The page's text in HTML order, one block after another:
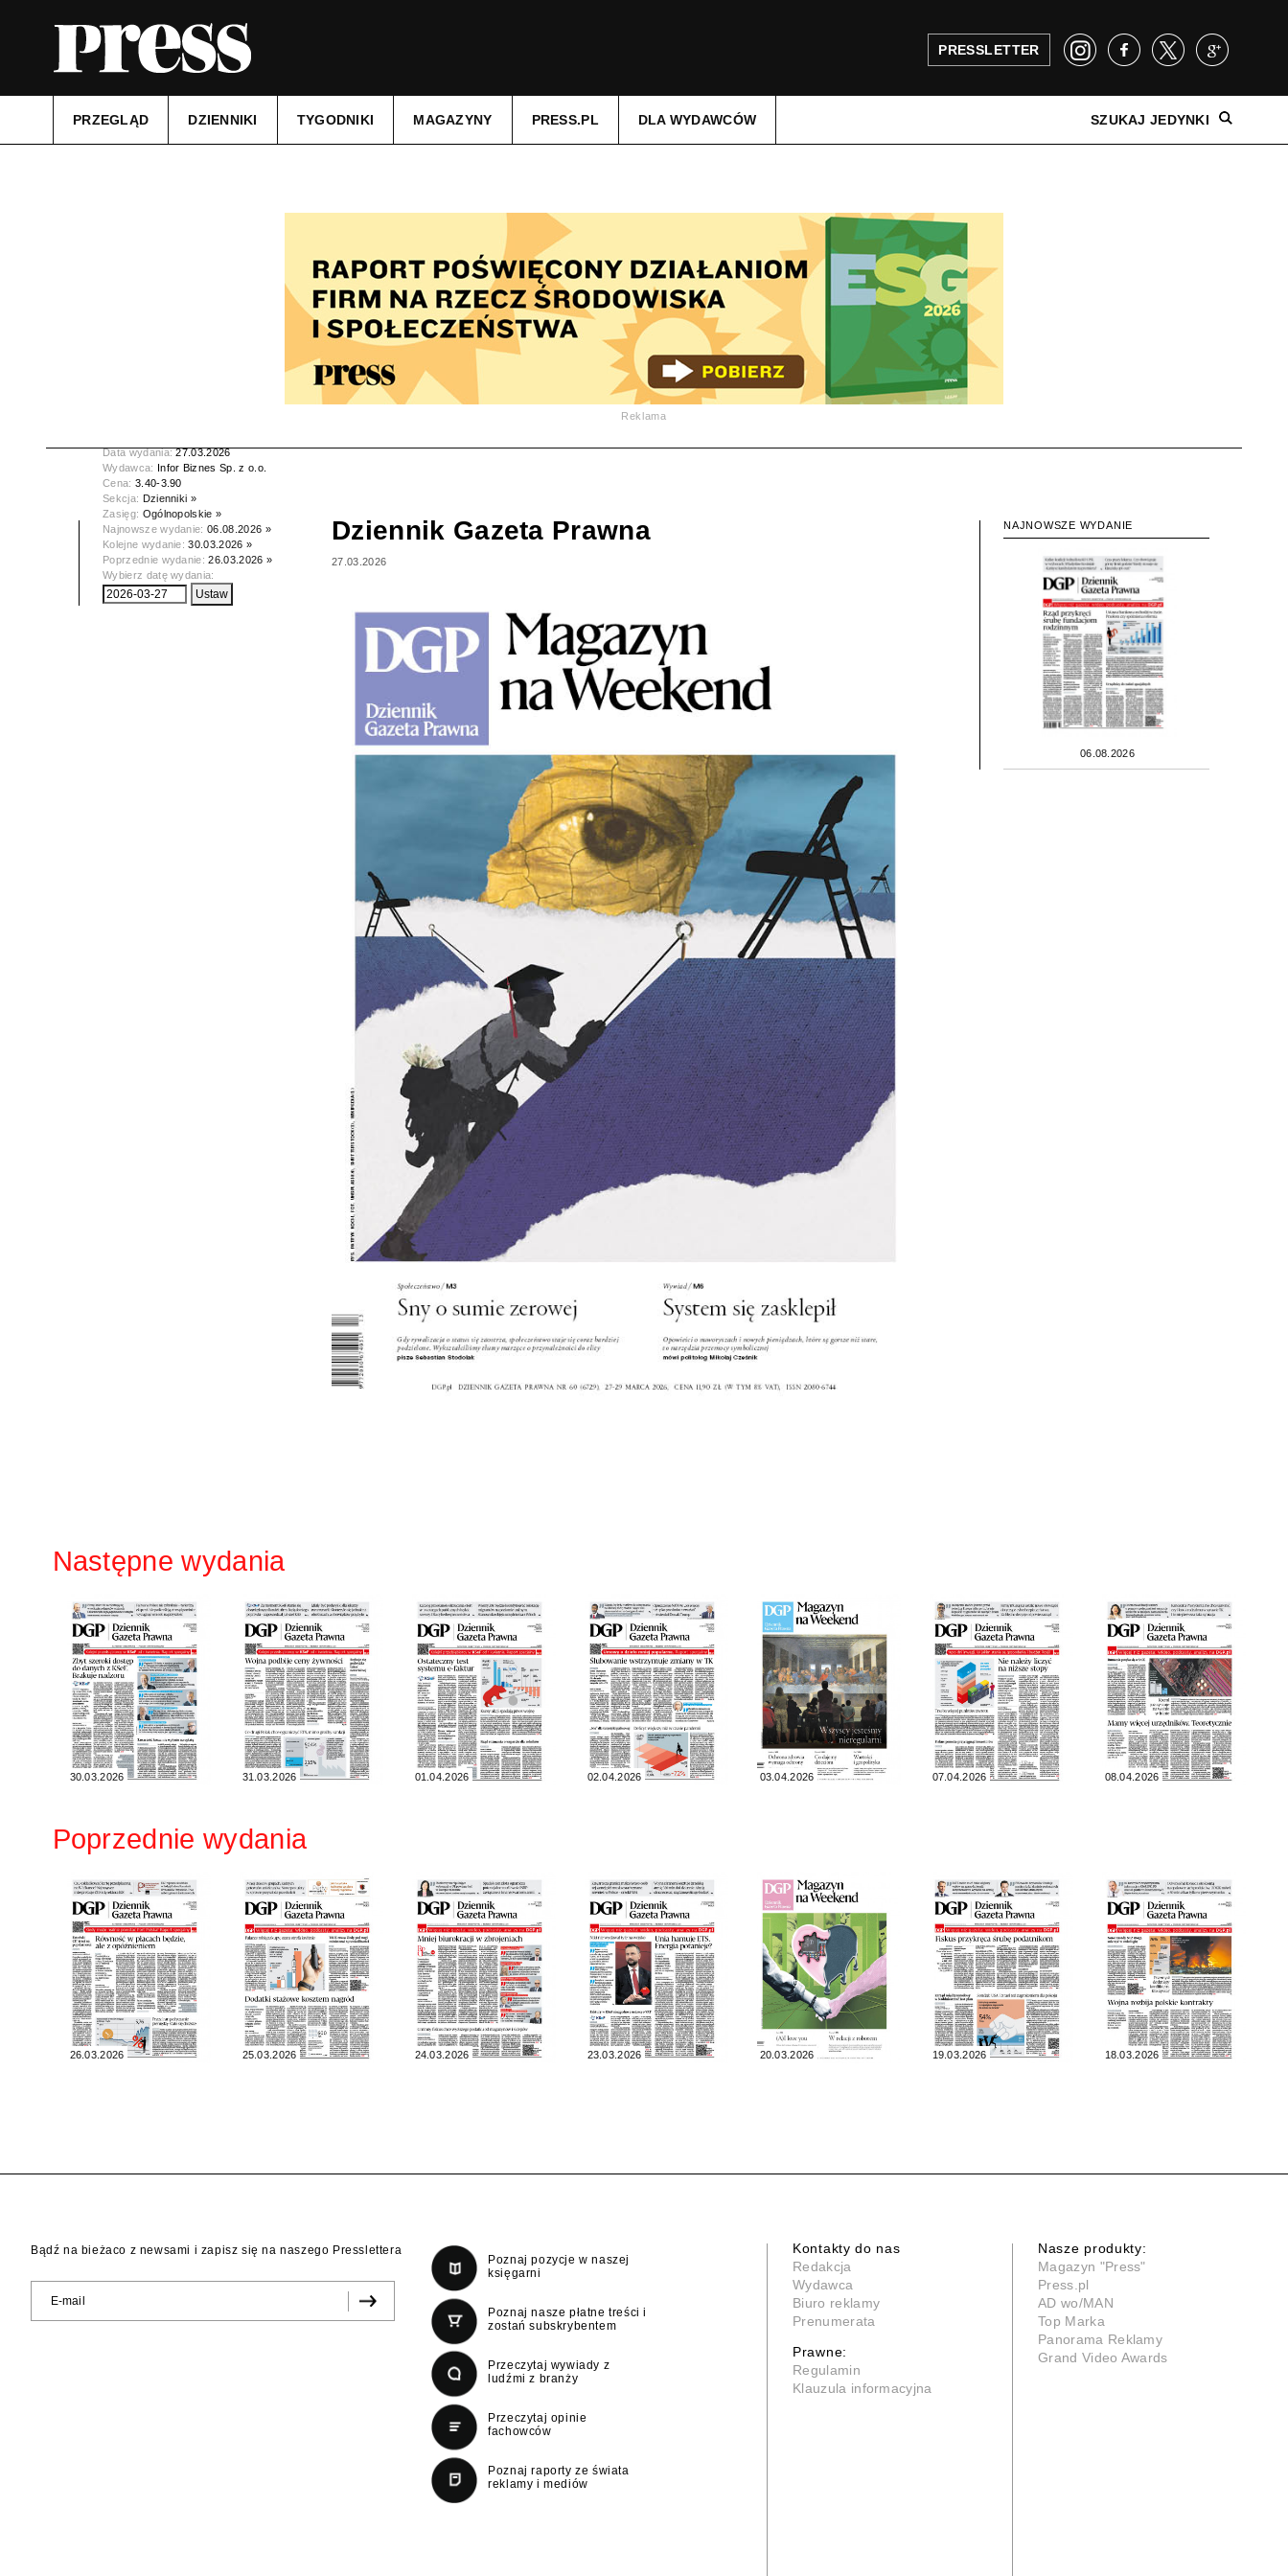
PRESSLETTER
PRZEGLĄD DZIENNIKI TYGODNIKI MAGAZYNY PRESS.PL DLA WYDAWCÓW SZUKAJ JEDYNKI
Reklama
Data wydania:27.03.2026
Wydawca: Infor Biznes Sp. z o.o.
Cena: 3.40-3.90
Sekcja: Dzienniki »
Zasięg: Ogólnopolskie »
Najnowsze wydanie:06.08.2026 »
Kolejne wydanie:30.03.2026 »
Poprzednie wydanie:26.03.2026 »
Wybierz datę wydania:
Dziennik Gazeta Prawna
27.03.2026
NAJNOWSZE WYDANIE
06.08.2026
Następne wydania
30.03.2026 31.03.2026 01.04.2026 02.04.2026 03.04.2026 07.04.2026 08.04.2026
Poprzednie wydania
26.03.2026 25.03.2026 24.03.2026 23.03.2026 20.03.2026 19.03.2026 18.03.2026
Bądź na bieżaco z newsami i zapisz się na naszego Presslettera
Poznaj pozycje w naszej
księgarni
Poznaj nasze płatne treści i
zostań subskrybentem
Przeczytaj wywiady z
ludźmi z branży
Przeczytaj opinie
fachowców
Poznaj raporty ze świata
reklamy i mediów
Kontakty do nas
Redakcja
Wydawca
Biuro reklamy
Prenumerata
Prawne:
Regulamin
Klauzula informacyjna
Nasze produkty:
Magazyn "Press"
Press.pl
AD wo/MAN
Top Marka
Panorama Reklamy
Grand Video Awards